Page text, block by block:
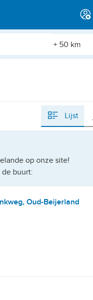
[Straal]
Lijst
op onze site!
buurt:
Oud-Beijerland